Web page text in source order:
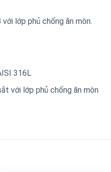
lớp phủ chống ăn mòn.
316L
với lớp phủ chống ăn mòn